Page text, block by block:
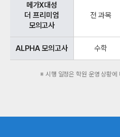
메가X대성
더 프리미엄
모의고사
전 과목
ALPHA 모의고사 수학
※ 시행 일정은 학원 운영 상황에